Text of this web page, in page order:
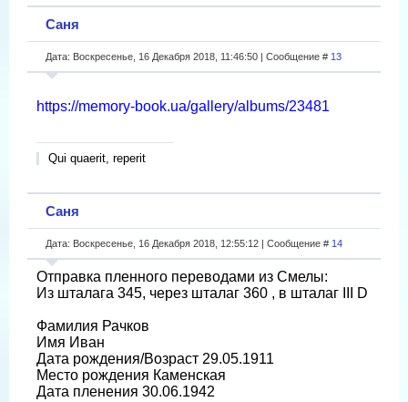
Саня
Дата: Воскресенье, 16 Декабря 2018, 11:46:50 | Сообщение # 13
https://memory-book.ua/gallery/albums/23481
Qui quaerit, reperit
Саня
Дата: Воскресенье, 16 Декабря 2018, 12:55:12 | Сообщение # 14
Отправка пленного переводами из Смелы:
Из шталага 345, через шталаг 360 , в шталаг III D
Фамилия Рачков
Имя Иван
Дата рождения/Возраст 29.05.1911
Место рождения Каменская
Дата пленения 30.06.1942